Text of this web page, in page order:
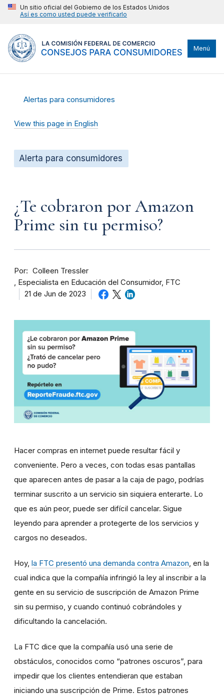
Un sitio oficial del Gobierno de los Estados Unidos
Así es como usted puede verificarlo
Menú
Alertas para consumidores
View this page in English
Alerta para consumidores
¿Te cobraron por Amazon
Prime sin tu permiso?
Por
Colleen Tressler
Especialista en Educación del Consumidor, FTC
21 de Jun de 2023
Hacer compras en internet puede resultar fácil y
conveniente. Pero a veces, con todas esas pantallas
que aparecen antes de pasar a la caja de pago, podrías
terminar suscrito a un servicio sin siquiera enterarte. Lo
que es aún peor, puede ser difícil cancelar. Sigue
leyendo para aprender a protegerte de los servicios y
cargos no deseados.
Hoy, la FTC presentó una demanda contra Amazon, en la
cual indica que la compañía infringió la ley al inscribir a la
gente en su servicio de suscripción de Amazon Prime
sin su permiso, y cuando continuó cobrándoles y
dificultando la cancelación.
La FTC dice que la compañía usó una serie de
obstáculos, conocidos como “patrones oscuros”, para
impedir que los clientes entendieran que estaban
iniciando una suscripción de Prime. Estos patrones